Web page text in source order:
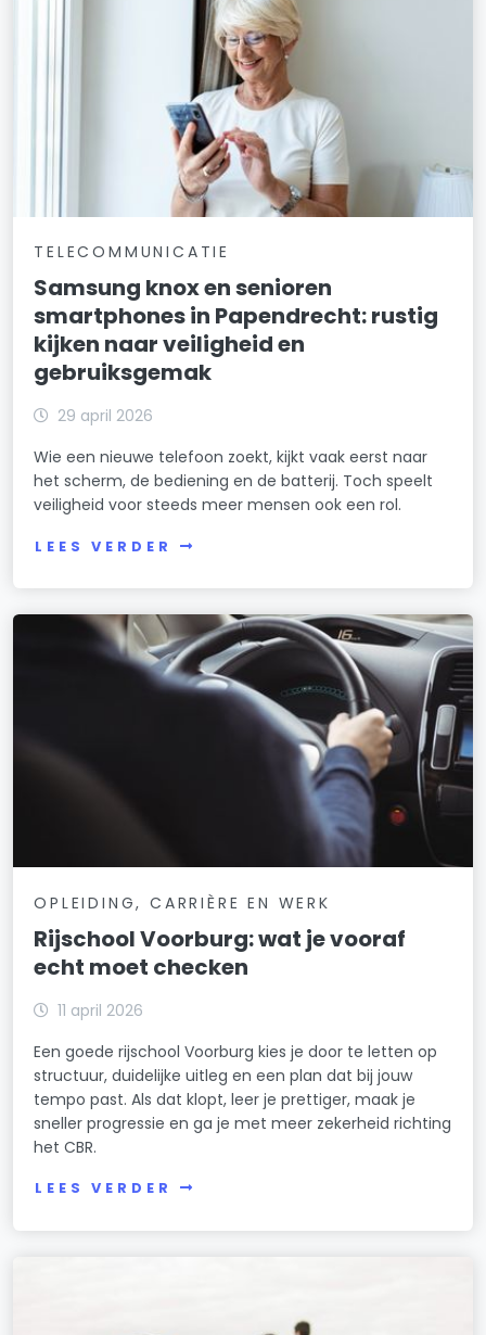
TELECOMMUNICATIE
Samsung knox en senioren
smartphones in Papendrecht: rustig
kijken naar veiligheid en
gebruiksgemak
29 april 2026
Wie een nieuwe telefoon zoekt, kijkt vaak eerst naar
het scherm, de bediening en de batterij. Toch speelt
veiligheid voor steeds meer mensen ook een rol.
LEES VERDER
OPLEIDING, CARRIÈRE EN WERK
Rijschool Voorburg: wat je vooraf
echt moet checken
11 april 2026
Een goede rijschool Voorburg kies je door te letten op
structuur, duidelijke uitleg en een plan dat bij jouw
tempo past. Als dat klopt, leer je prettiger, maak je
sneller progressie en ga je met meer zekerheid richting
het CBR.
LEES VERDER